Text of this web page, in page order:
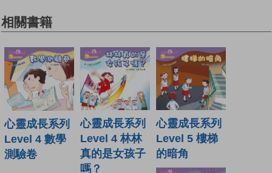
相關書籍
心靈成長系列
Level 4 數學
測驗卷
心靈成長系列
Level 4 林林
真的是女孩子
嗎？
心靈成長系列
Level 5 樓梯
的暗角